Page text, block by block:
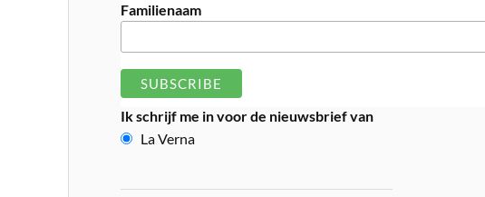
Familienaam
Ik schrijf me in voor de nieuwsbrief van
La Verna